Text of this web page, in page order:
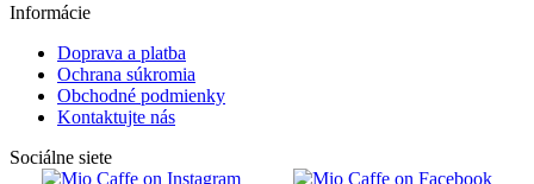
Informácie
Doprava a platba
Ochrana súkromia
Obchodné podmienky
Kontaktujte nás
Sociálne siete